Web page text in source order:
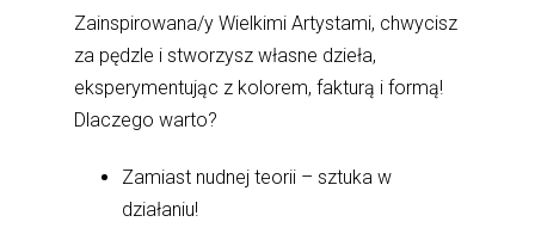
Zainspirowana/y Wielkimi Artystami, chwycisz
za pędzle i stworzysz własne dzieła,
eksperymentując z kolorem, fakturą i formą!
Dlaczego warto?
Zamiast nudnej teorii – sztuka w
działaniu!